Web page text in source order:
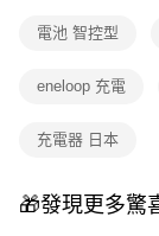
【繳款方式說明】
1.分期款項不併入
2.透過簡訊連結打
【注意事項】
用戶於交易時，得
買賣價金債權讓與
付款後門市自取
電池 智控型
eneloop 充電
充電器 日本
🎁發現更多驚